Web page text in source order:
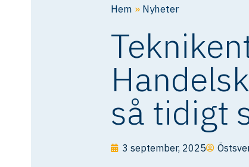
Hem » Nyheter
så tidigt
3 september, 2025